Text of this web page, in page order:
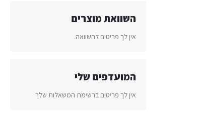
השוואת מוצרים
אין לך פריטים להשוואה.
המועדפים שלי
אין לך פריטים ברשימת המשאלות שלך